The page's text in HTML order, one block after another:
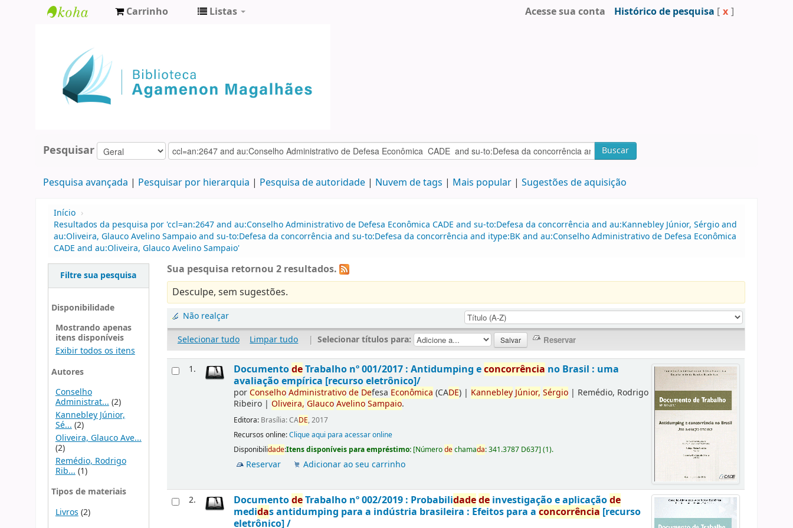
Agamenon
Magalhães
Carrinho Listas Acesse sua conta Histórico de pesquisa [ x ]
Pesquisar Buscar
Pesquisa avançada Pesquisar por hierarquia Pesquisa de autoridade Nuvem de tags Mais popular Sugestões de aquisição
Início ›
Resultados da pesquisa por 'ccl=an:2647 and au:Conselho Administrativo de Defesa Econômica CADE and su-to:Defesa da concorrência and au:Kannebley Júnior, Sérgio and
au:Oliveira, Glauco Avelino Sampaio and su-to:Defesa da concorrência and su-to:Defesa da concorrência and itype:BK and au:Conselho Administrativo de Defesa Econômica
CADE and au:Oliveira, Glauco Avelino Sampaio'
Filtre sua pesquisa
Disponibilidade
Mostrando apenas
itens disponíveis
Exibir todos os itens
Autores
Conselho
Administrat...(2)
Kannebley Júnior,
Sé... (2)
Oliveira, Glauco Ave...
(2)
Remédio, Rodrigo
Rib... (1)
Tipos de materiais
Livros (2)
Sua pesquisa retornou 2 resultados.
Desculpe, sem sugestões.
Não realçar
Selecionar tudo
Limpar tudo | Selecionar títulos para:
1. DocumentodeTrabalho nº 001/2017 : Antidumping econcorrência no Brasil : uma
avaliação empírica [recurso eletrônico]/
porConselhoAdministrativode Defesa Econômica (CADE) | KannebleyJúnior, Sérgio | Remédio, Rodrigo
Ribeiro |Oliveira, GlaucoAvelinoSampaio.
Editora: Brasília: CADE, 2017
Recursos online:Clique aqui para acessar online
Disponibilidade:Itens disponíveis para empréstimo: [Númerodechamada:341.3787 D637](1).
Reservar Adicionar ao seu carrinho
2. DocumentodeTrabalho nº 002/2019 : Probabilidadede investigação e aplicaçãode
medidas antidumping para a indústria brasileira : Efeitos para aconcorrência [recurso
eletrônico] /